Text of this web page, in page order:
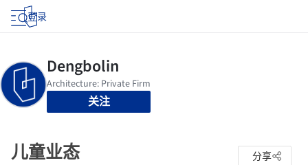
登录
关注
儿童业态 分享